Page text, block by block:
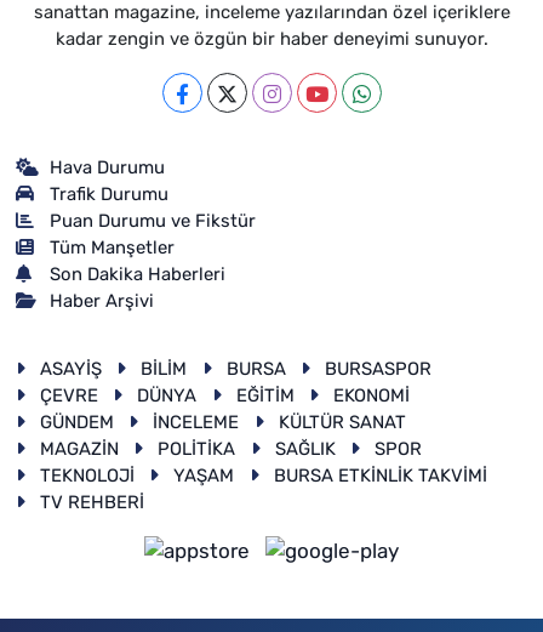
sanattan magazine, inceleme yazılarından özel içeriklere
kadar zengin ve özgün bir haber deneyimi sunuyor.
Hava Durumu
Trafik Durumu
Puan Durumu ve Fikstür
Tüm Manşetler
Son Dakika Haberleri
Haber Arşivi
ASAYİŞ BİLİM BURSA
BURSASPOR
ÇEVRE
DÜNYA EĞİTİM
EKONOMİ
GÜNDEM
İNCELEME
KÜLTÜR SANAT
MAGAZİN
POLİTİKA SAĞLIK
SPOR
TEKNOLOJİ
YAŞAM
BURSA ETKİNLİK TAKVİMİ
TV REHBERİ